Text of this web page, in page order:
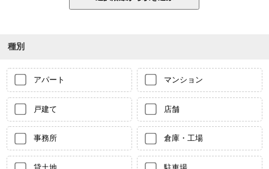
種別
アパート マンション
戸建て 店舗
事務所 倉庫・工場